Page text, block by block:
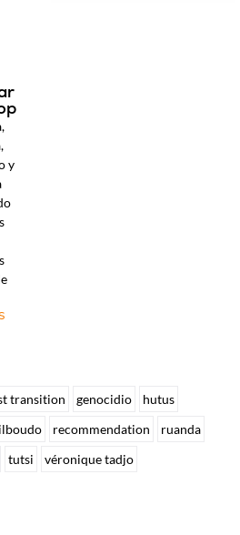
y
transition genocidio
hutus
recommendation
ruanda
tutsi véronique tadjo